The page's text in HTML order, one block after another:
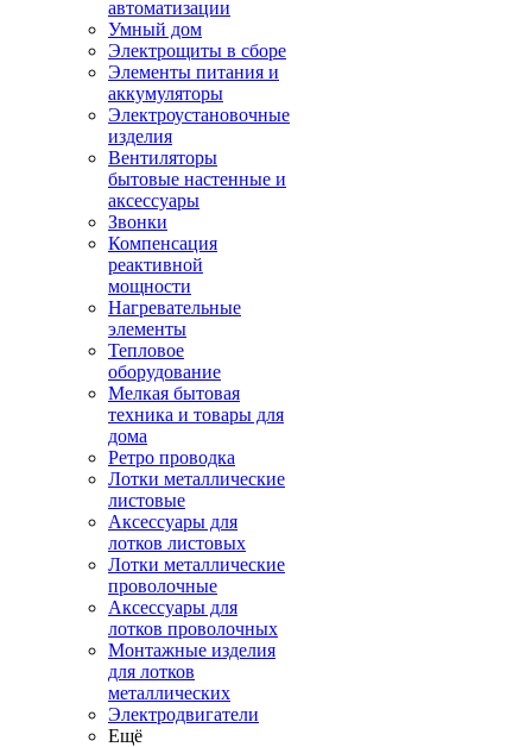
автоматизации
Умный дом
Электрощиты в сборе
Элементы питания и
аккумуляторы
Электроустановочные
изделия
Вентиляторы
бытовые настенные и
аксессуары
Звонки
Компенсация
реактивной
мощности
Нагревательные
элементы
Тепловое
оборудование
Мелкая бытовая
техника и товары для
дома
Ретро проводка
Лотки металлические
листовые
Аксессуары для
лотков листовых
Лотки металлические
проволочные
Аксессуары для
лотков проволочных
Монтажные изделия
для лотков
металлических
Электродвигатели
Ещё